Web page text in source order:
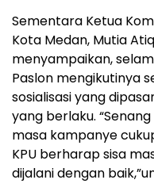
Sementara Ketua
Kota Medan, Mutia
menyampaikan,
Paslon mengikutinya
sosialisasi yang
yang berlaku.
masa kampanye
KPU berharap sisa
dijalani dengan